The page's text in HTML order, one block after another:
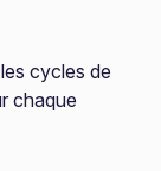
cycles de
chaque